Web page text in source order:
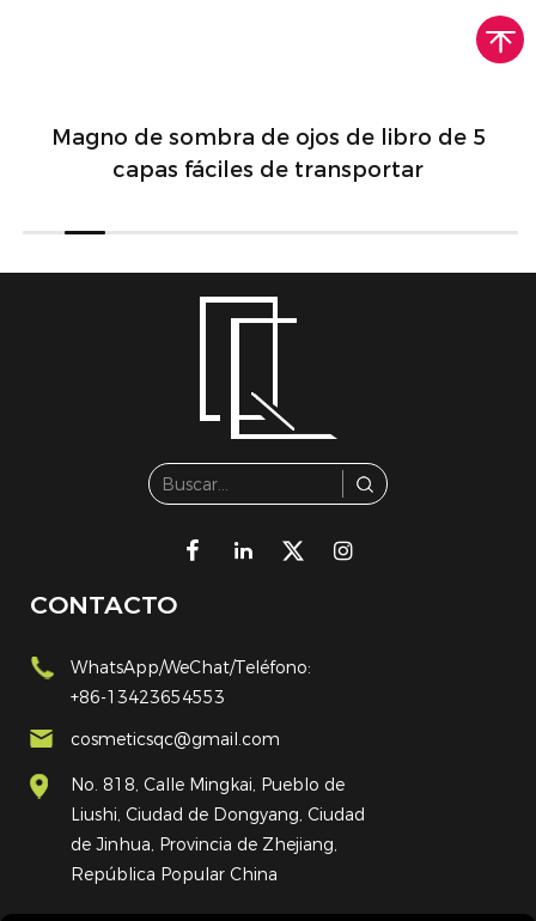
Magno de sombra de ojos de libro de 5
capas fáciles de transportar
CONTACTO
WhatsApp/WeChat/Teléfono:
+86-13423654553
cosmeticsqc@gmail.com
No. 818, Calle Mingkai, Pueblo de
Liushi, Ciudad de Dongyang, Ciudad
de Jinhua, Provincia de Zhejiang,
República Popular China